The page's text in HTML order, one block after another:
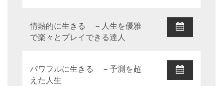
情熱的に生きる －人生を優雅
で楽々とプレイできる達人
パワフルに生きる －予測を超
えた人生